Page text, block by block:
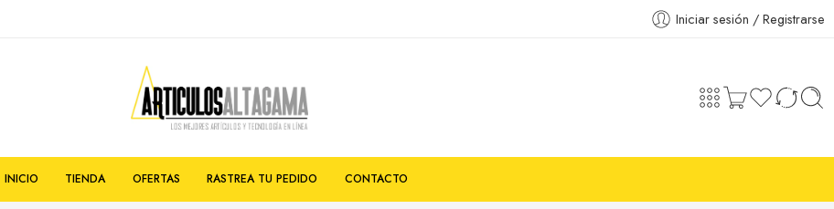
Iniciar sesión / Registrarse
INICIO TIENDA OFERTAS RASTREA TU PEDIDO CONTACTO